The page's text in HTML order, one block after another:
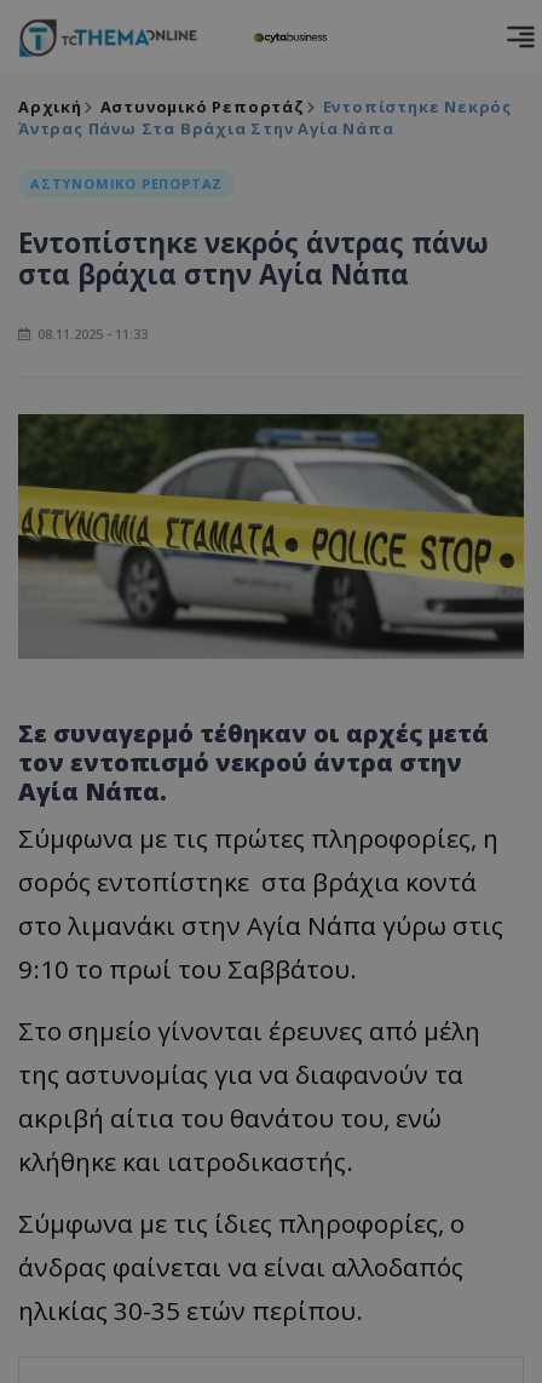
Αρχική Αστυνομικό Ρεπορτάζ
Εντοπίστηκε Νεκρός
Άντρας Πάνω Στα Βράχια Στην Αγία Νάπα
ΑΣΤΥΝΟΜΙΚΟ ΡΕΠΟΡΤΑΖ
Εντοπίστηκε νεκρός άντρας πάνω
στα βράχια στην Αγία Νάπα
08.11.2025 - 11:33
Σε συναγερμό τέθηκαν οι αρχές μετά
τον εντοπισμό νεκρού άντρα στην
Αγία Νάπα.
Σύμφωνα με τις πρώτες πληροφορίες, η
σορός εντοπίστηκε στα βράχια κοντά
στο λιμανάκι στην Αγία Νάπα γύρω στις
9:10 το πρωί του Σαββάτου.
Στο σημείο γίνονται έρευνες από μέλη
της αστυνομίας για να διαφανούν τα
ακριβή αίτια του θανάτου του, ενώ
κλήθηκε και ιατροδικαστής.
Σύμφωνα με τις ίδιες πληροφορίες, ο
άνδρας φαίνεται να είναι αλλοδαπός
ηλικίας 30-35 ετών περίπου.